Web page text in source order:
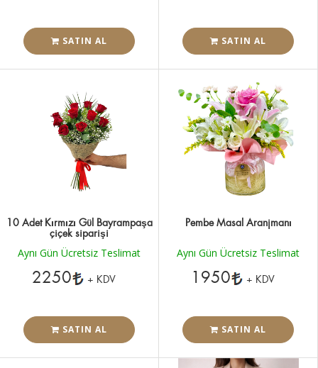
SATIN AL SATIN AL
10 Adet Kırmızı Gül Bayrampaşa
çiçek siparişi
Aynı Gün Ücretsiz Teslimat
2250 + KDV
SATIN AL
Pembe Masal Aranjmanı
Aynı Gün Ücretsiz Teslimat
1950 + KDV
SATIN AL